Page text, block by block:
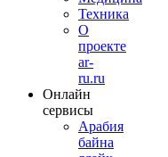
Техника
О
проекте
ar-
ru.ru
Онлайн
сервисы
Арабия
байна